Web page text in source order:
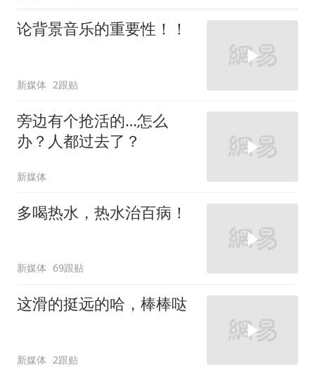
论背景音乐的重要性！！
新媒体 2跟贴
旁边有个抢活的…怎么
办？人都过去了？
新媒体
多喝热水，热水治百病！
新媒体 69跟贴
这滑的挺远的哈，棒棒哒
新媒体 2跟贴